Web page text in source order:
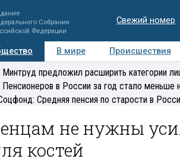
Собрания
Федерации
Свежий номер
В мире Происшествия
Регионы Медиацентр
Минтруд предложил расширить категории
Пенсионеров в России за год стало меньше
Средняя пенсия по старости в
не нужны
костей